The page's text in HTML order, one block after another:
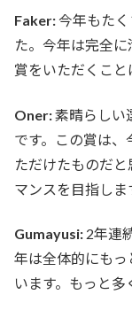
Faker:今年もた
た。今年は完全に
賞をいただくこと
Oner:素晴らしい
です。この賞は
ただけたものだ
マンスを目指しま
Gumayusi: 2年連
年は全体的にも
います。もっと多